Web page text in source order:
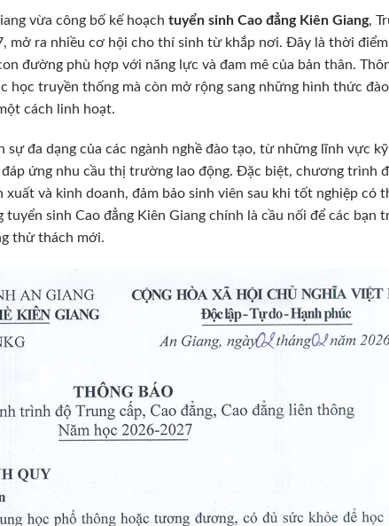
vừa công bố kế hoạch tuyển sinh Cao đẳng Kiên Giang,
mở ra nhiều cơ hội cho thí sinh từ khắp nơi. Đây là thời
đường phù hợp với năng lực và đam mê của bản thân.
học truyền thống mà còn mở rộng sang những hình thức
cách linh hoạt.
đa dạng của các ngành nghề đào tạo, từ những lĩnh vực
ứng nhu cầu thị trường lao động. Đặc biệt, chương trình
và kinh doanh, đảm bảo sinh viên sau khi tốt nghiệp có
sinh Cao đẳng Kiên Giang chính là cầu nối để các bạn
thử thách mới.